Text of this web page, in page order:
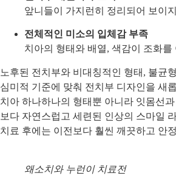
앞니들이 가지런히 정리되어 보이
전체적인 미소의 입체감 부족
치아의 형태와 배열, 색감이 조화
노후된 전치부와 비대칭적인 형태, 불균
심미적 기준에 맞춰 전치부 디자인을 새
치아 하나하나의 형태뿐 아니라 잇몸선
보다 자연스럽고 세련된 인상의 스마일
치료 후에는 이전보다 훨씬 깨끗하고 안
왜소치와 누런이 치료전